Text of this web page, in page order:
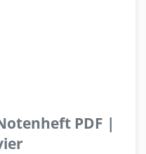
PDF |